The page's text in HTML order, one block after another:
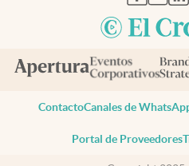
ContactoCanales de
Portal de Proveedores